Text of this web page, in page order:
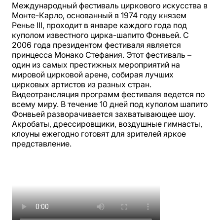
Международный фестиваль циркового искусства в
Монте-Карло, основанный в 1974 году князем
Ренье III, проходит в январе каждого года под
куполом известного цирка-шапито Фонвьей. С
2006 года президентом фестиваля является
принцесса Монако Стефания. Этот фестиваль –
один из самых престижных мероприятий на
мировой цирковой арене, собирая лучших
цирковых артистов из разных стран.
Видеотрансляция программ фестиваля ведется по
всему миру. В течение 10 дней под куполом шапито
Фонвьей разворачивается захватывающее шоу.
Акробаты, дрессировщики, воздушные гимнасты,
клоуны ежегодно готовят для зрителей яркое
представление.